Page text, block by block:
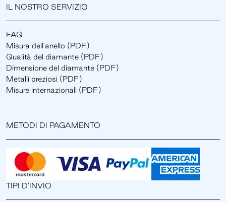
IL NOSTRO SERVIZIO
FAQ
Misura dell'anello (PDF)
Qualità del diamante (PDF)
Dimensione del diamante (PDF)
Metalli preziosi (PDF)
Misure internazionali (PDF)
METODI DI PAGAMENTO
TIPI D'INVIO